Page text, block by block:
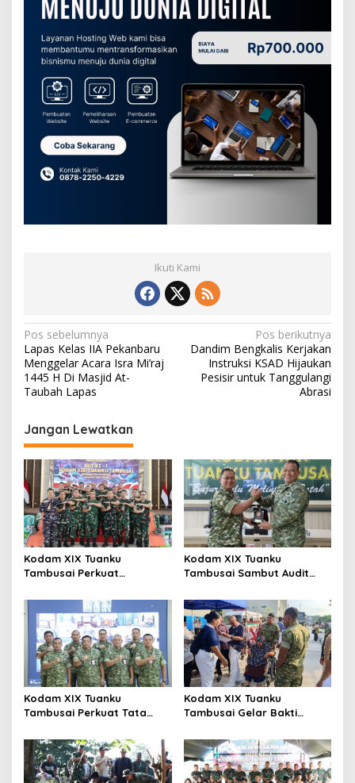
Ikuti Kami
N
a
v
i
g
a
s
i
p
o
s
Pos sebelumnya
Lapas Kelas IIA Pekanbaru
Menggelar Acara Isra Mi’raj
1445 H Di Masjid At-
Taubah Lapas
Pos berikutnya
Dandim Bengkalis Kerjakan
Instruksi KSAD Hijaukan
Pesisir untuk Tanggulangi
Abrasi
Jangan Lewatkan
Kodam XIX Tuanku
Tambusai Perkuat
Donor Darah HUT Ke-1
Kodam XIX Tuanku
Tambusai Sambut Audit
Tegaskan Akurasi Data Jadi
Kunci
Kodam XIX Tuanku
Tambusai Perkuat Tata
Satgas BMN Resmi Mulai
Penatausahaan Sesi II TA
2026
Kodam XIX Tuanku
Tambusai Gelar Bakti
Screening Operasi Gratis